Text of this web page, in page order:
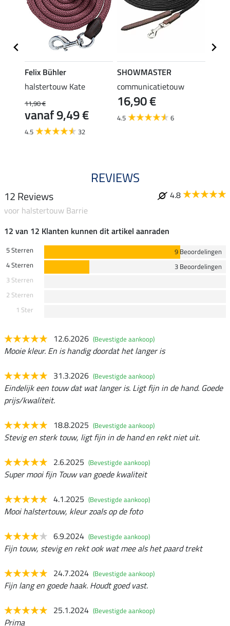
Felix Bühler
halstertouw Kate
11,90 €
vanaf 9,49 €
4.5 32
SHOWMASTER
communicatietouw
16,90 €
4.5 6
REVIEWS
12 Reviews
4.8
voor halstertouw Barrie
12 van 12 Klanten kunnen dit artikel aanraden
5 Sterren
9 Beoordelingen
4 Sterren
3 Beoordelingen
3 Sterren
2 Sterren
1 Ster
12.6.2026 (Bevestigde aankoop)
Mooie kleur. En is handig doordat het langer is
31.3.2026 (Bevestigde aankoop)
Eindelijk een touw dat wat langer is. Ligt fijn in de hand. Goede
prijs/kwaliteit.
18.8.2025 (Bevestigde aankoop)
Stevig en sterk touw, ligt fijn in de hand en rekt niet uit.
2.6.2025 (Bevestigde aankoop)
Super mooi fijn Touw van goede kwaliteit
4.1.2025 (Bevestigde aankoop)
Mooi halstertouw, kleur zoals op de foto
6.9.2024 (Bevestigde aankoop)
Fijn touw, stevig en rekt ook wat mee als het paard trekt
24.7.2024 (Bevestigde aankoop)
Fijn lang en goede haak. Houdt goed vast.
25.1.2024 (Bevestigde aankoop)
Prima